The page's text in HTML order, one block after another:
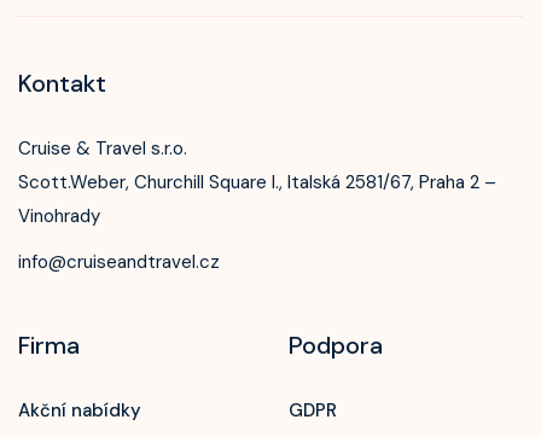
Kontakt
Cruise & Travel s.r.o.
Scott.Weber, Churchill Square I., Italská 2581/67, Praha 2 –
Vinohrady
info@cruiseandtravel.cz
Firma
Akční nabídky
Podpora
GDPR